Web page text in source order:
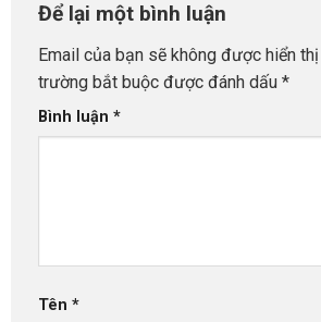
Để lại một bình luận
Email của bạn sẽ không được hiển
trường bắt buộc được đánh dấu *
Bình luận *
Tên *